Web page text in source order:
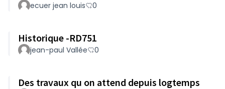
ecuer jean louis 0
Historique -RD751
jean-paul Vallée 0
Des travaux qu on attend depuis logtemps